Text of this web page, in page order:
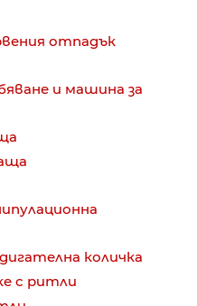
отпадък
и машина за
количка
с ритли